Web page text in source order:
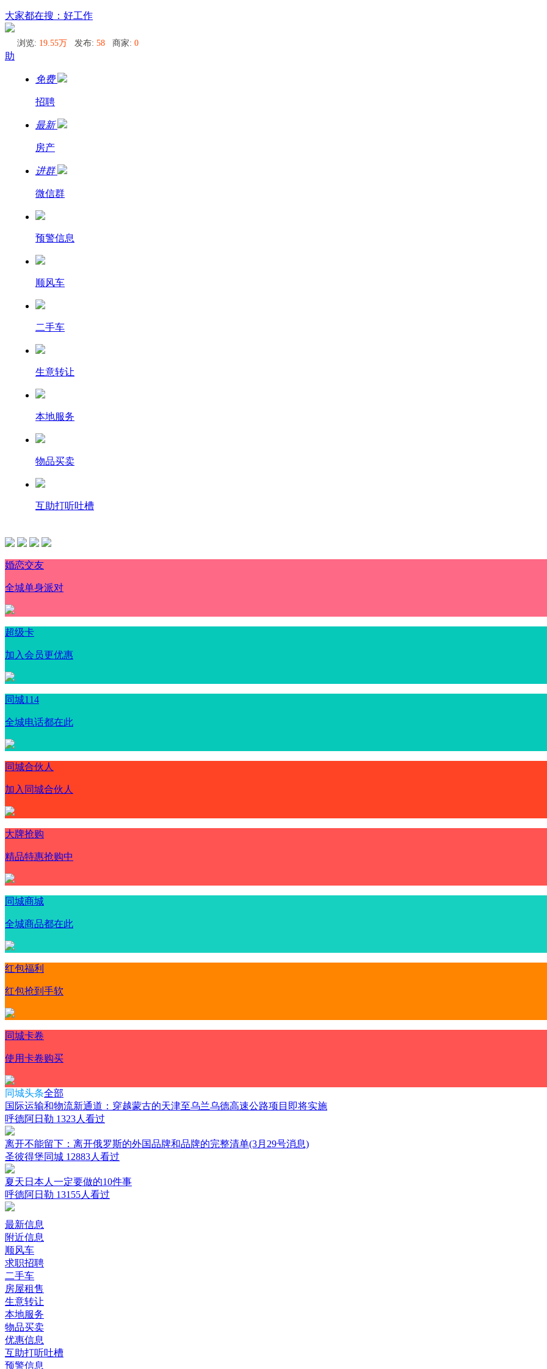
大家都在搜：好工作
浏览: 19.55万 发布: 58 商家: 0
助
免费
招聘
最新
房产
进群
微信群
预警信息
顺风车
二手车
生意转让
本地服务
物品买卖
互助打听吐槽
婚恋交友
全城单身派对
超级卡
加入会员更优惠
同城114
全城电话都在此
同城合伙人
加入同城合伙人
大牌抢购
精品特惠抢购中
同城商城
全城商品都在此
红包福利
红包抢到手软
同城卡卷
使用卡卷购买
同城头条全部
国际运输和物流新通道：穿越蒙古的天津至乌兰乌德高速公路项目即将实施
呼德阿日勒 1323人看过
离开不能留下：离开俄罗斯的外国品牌和品牌的完整清单(3月29号消息)
圣彼得堡同城 12883人看过
夏天日本人一定要做的10件事
呼德阿日勒 13155人看过
最新信息
附近信息
顺风车
求职招聘
二手车
房屋租售
生意转让
本地服务
物品买卖
优惠信息
互助打听吐槽
预警信息